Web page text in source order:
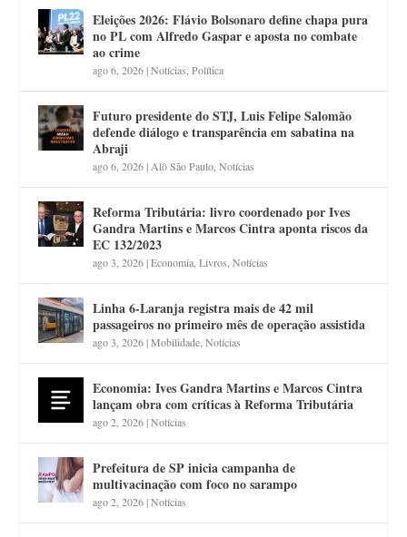
Eleições 2026: Flávio Bolsonaro define chapa pura
no PL com Alfredo Gaspar e aposta no combate
ao crime
ago 6, 2026|Notícias,Política
Futuro presidente do STJ, Luis Felipe Salomão
defende diálogo e transparência em sabatina na
Abraji
ago 6, 2026|Alô São Paulo,Notícias
Reforma Tributária: livro coordenado por Ives
Gandra Martins e Marcos Cintra aponta riscos da
EC 132/2023
ago 3, 2026|Economia,Livros,Notícias
Linha 6-Laranja registra mais de 42 mil
passageiros no primeiro mês de operação assistida
ago 3, 2026|Mobilidade,Notícias
Economia: Ives Gandra Martins e Marcos Cintra
lançam obra com críticas à Reforma Tributária
ago 2, 2026|Notícias
Prefeitura de SP inicia campanha de
multivacinação com foco no sarampo
ago 2, 2026|Notícias